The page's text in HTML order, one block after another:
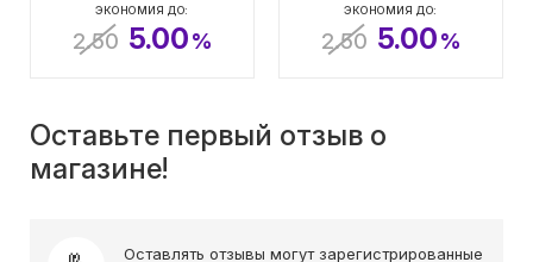
ЭКОНОМИЯ ДО:
2.50 5.00%
ЭКОНОМИЯ ДО:
2.50 5.00%
Оставьте первый отзыв о
магазине!
Оставлять отзывы могут зарегистрированные